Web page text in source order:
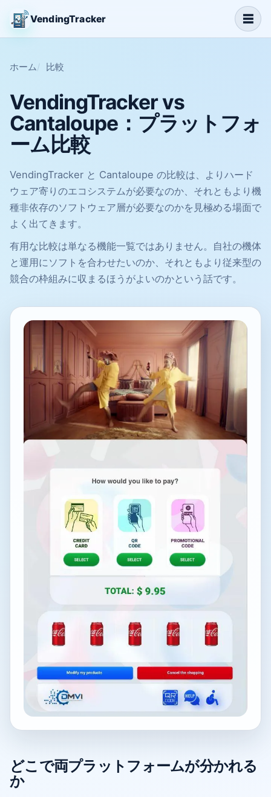
VendingTracker ☰
ホーム 比較
VendingTracker vs
Cantaloupe：プラットフォ
ーム比較
VendingTracker と Cantaloupe の比較は、よりハード
ウェア寄りのエコシステムが必要なのか、それともより機
種非依存のソフトウェア層が必要なのかを見極める場面で
よく出てきます。
有用な比較は単なる機能一覧ではありません。自社の機体
と運用にソフトを合わせたいのか、それともより従来型の
競合の枠組みに収まるほうがよいのかという話です。
どこで両プラットフォームが分かれる
か